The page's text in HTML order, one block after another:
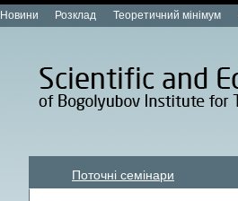
Новини Розклад Теоретичний мінімум
Поточні семінари